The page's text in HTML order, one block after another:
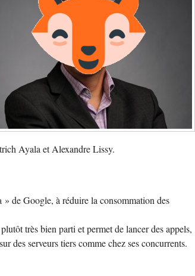
Ayala et Alexandre Lissy.
» de Google, à réduire la consommation des
très bien parti et permet de lancer des appels,
des serveurs tiers comme chez ses concurrents.